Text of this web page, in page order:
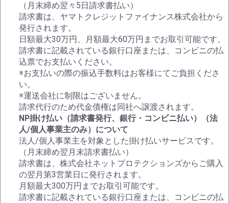
（月末締め翌々5日請求書払い）
請求書は、ヤマトクレジットファイナンス株式会社から
発行されます。
日額最大30万円、月額最大60万円までお取引可能です。
請求書に記載されている銀行口座または、コンビニの払
込票でお支払いください。
※お支払いの際の振込手数料はお客様にてご負担くださ
い。
※運送会社に制限はございません。
請求代行のため代金債権は同社へ譲渡されます。
NP掛け払い（請求書発行、銀行・コンビニ払い）（法
人/個人事業主のみ）について
法人/個人事業主を対象とした掛け払いサービスです。
（月末締め翌月末請求書払い）
請求書は、株式会社ネットプロテクションズからご購入
の翌月第3営業日に発行されます。
月額最大300万円までお取引可能です。
請求書に記載されている銀行口座または、コンビニの払